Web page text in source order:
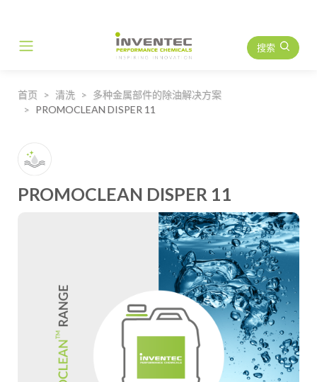
Main Navigation 搜索
首页 清洗
多种金属部件的除油解决方案
PROMOCLEAN DISPER 11
PROMOCLEAN DISPER 11